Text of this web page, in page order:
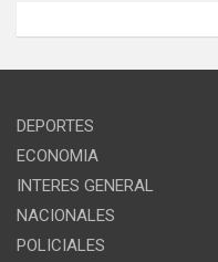
DEPORTES
ECONOMIA
INTERES GENERAL
NACIONALES
POLICIALES